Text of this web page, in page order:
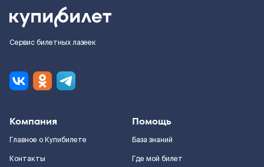
Сервис билетных лазеек
Компания
Главное о Купибилете
Контакты
Помощь
База знаний
Где мой билет